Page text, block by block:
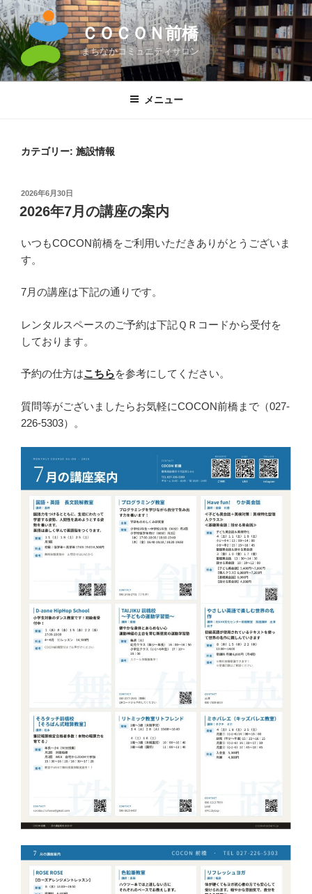
コ
ン
テ
ン
ツ
ＣＯＣＯＮ前橋
まちなかコミュニティサロン
メニュー
カテゴリー: 施設情報
投
稿
日:
2026年6月30日
2026年7月の講座の案内
いつもCOCON前橋をご利用いただきありがとうございま
す。
7月の講座は下記の通りです。
レンタルスペースのご予約は下記ＱＲコードから受付を
しております。
予約の仕方はこちらを参考にしてください。
質問等がございましたらお気軽にCOCON前橋まで（027-
226-5303）。